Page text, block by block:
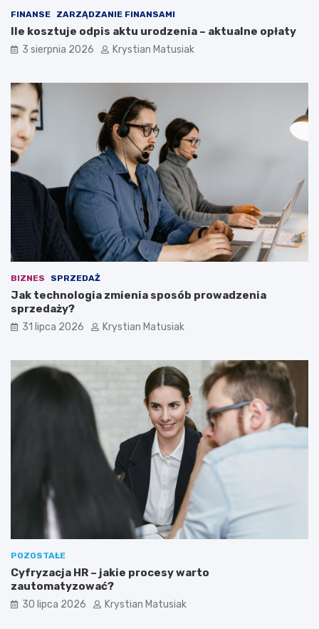
FINANSE ZARZĄDZANIE FINANSAMI
Ile kosztuje odpis aktu urodzenia – aktualne opłaty
3 sierpnia 2026 Krystian Matusiak
BIZNES SPRZEDAŻ
Jak technologia zmienia sposób prowadzenia
sprzedaży?
31 lipca 2026 Krystian Matusiak
POZOSTAŁE
Cyfryzacja HR – jakie procesy warto
zautomatyzować?
30 lipca 2026 Krystian Matusiak